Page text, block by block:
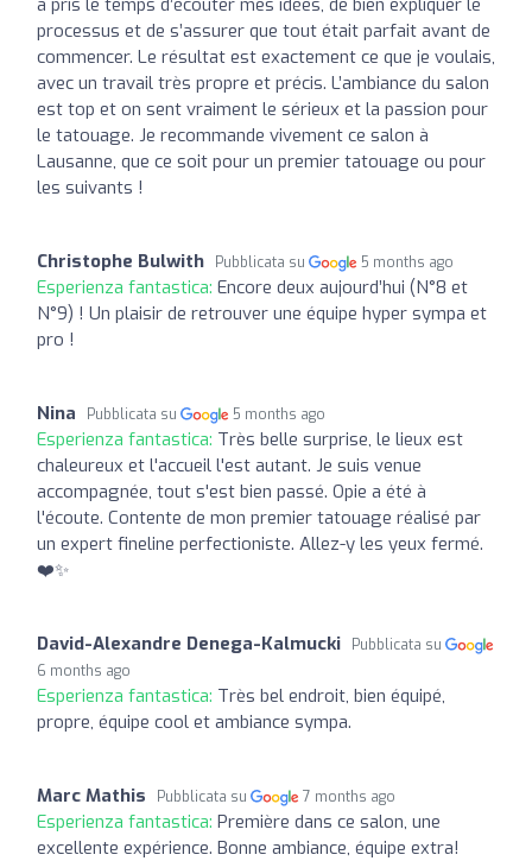
processus et de s’assurer que tout était parfait avant de
commencer. Le résultat est exactement ce que je voulais,
avec un travail très propre et précis. L’ambiance du salon
est top et on sent vraiment le sérieux et la passion pour
le tatouage. Je recommande vivement ce salon à
Lausanne, que ce soit pour un premier tatouage ou pour
les suivants !
Christophe Bulwith Pubblicata su 5 months ago
Esperienza fantastica: Encore deux aujourd’hui (N°8 et
N°9) ! Un plaisir de retrouver une équipe hyper sympa et
pro !
Nina Pubblicata su 5 months ago
Esperienza fantastica: Très belle surprise, le lieux est
chaleureux et l'accueil l'est autant. Je suis venue
accompagnée, tout s'est bien passé. Opie a été à
l'écoute. Contente de mon premier tatouage réalisé par
un expert fineline perfectioniste. Allez-y les yeux fermé.
❤️✨️
David-Alexandre Denega-Kalmucki
Pubblicata su
6 months ago
Esperienza fantastica: Très bel endroit, bien équipé,
propre, équipe cool et ambiance sympa.
Marc Mathis Pubblicata su 7 months ago
Esperienza fantastica: Première dans ce salon, une
excellente expérience. Bonne ambiance, équipe extra!